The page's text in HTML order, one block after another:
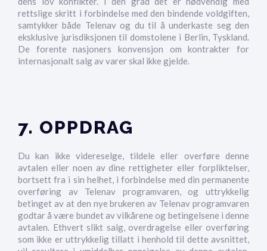
rettslige skritt i forbindelse med den bindende voldgiften,
samtykker både Telenav og du til å underkaste seg den
eksklusive jurisdiksjonen til domstolene i Berlin, Tyskland.
De forente nasjoners konvensjon om kontrakter for
internasjonalt salg av varer skal ikke gjelde.
7. OPPDRAG
Du kan ikke videreselge, tildele eller overføre denne
avtalen eller noen av dine rettigheter eller forpliktelser,
bortsett fra i sin helhet, i forbindelse med din permanente
overføring av Telenav programvaren, og uttrykkelig
betinget av at den nye brukeren av Telenav programvaren
godtar å være bundet av vilkårene og betingelsene i denne
avtalen. Ethvert slikt salg, overdragelse eller overføring
som ikke er uttrykkelig tillatt i henhold til dette avsnittet,